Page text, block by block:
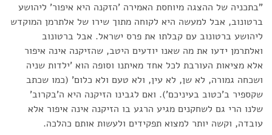
"בתכניה של ההצגה מיוחסת האמירה 'הזקנה היא איפור' ליהושע
ברטונוב, אבל למעשה היא לקוחה מתוך שירו של אלתרמן המוקדש
ליהושע ברטונוב עם קבלתו את פרס ישראל. אבל ברטונוב
ואלתרמן ידעו את מה שאנו יודעים היטב, שהזיקנה אינה איפור
אלא מציאות העורבת לכל אחד מאיתנו וסופה הוא 'ילדות שניה
ושכחה גמורה, לא שן, לא עין, ולא טעם ולא כלום' (כמו שכתב
שקספיר ב'כטוב בעיניכם'). ואם לגבינו הזיקנה היא ה'בקרוב'
שלנו הרי גם לשחקנים מגיע הרגע בו הזיקנה אינה איפור אלא
עובדה, וקשה יותר למצוא תפקידים ולעשות אותם כהלכה.